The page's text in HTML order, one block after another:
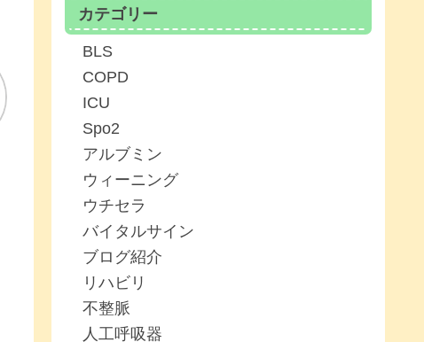
カテゴリー
BLS
COPD
ICU
Spo2
アルブミン
ウィーニング
ウチセラ
バイタルサイン
ブログ紹介
リハビリ
不整脈
人工呼吸器